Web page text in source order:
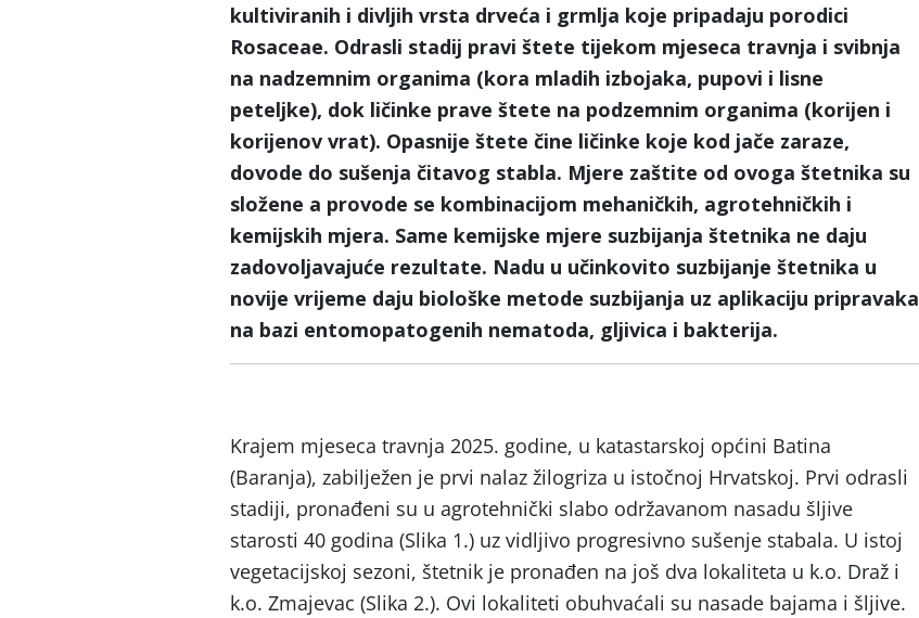
kultiviranih i divljih vrsta drveća i grmlja koje pripadaju porodici
Rosaceae. Odrasli stadij pravi štete tijekom mjeseca travnja i svibnja
na nadzemnim organima (kora mladih izbojaka, pupovi i lisne
peteljke), dok ličinke prave štete na podzemnim organima (korijen i
korijenov vrat). Opasnije štete čine ličinke koje kod jače zaraze,
dovode do sušenja čitavog stabla. Mjere zaštite od ovoga štetnika su
složene a provode se kombinacijom mehaničkih, agrotehničkih i
kemijskih mjera. Same kemijske mjere suzbijanja štetnika ne daju
zadovoljavajuće rezultate. Nadu u učinkovito suzbijanje štetnika u
novije vrijeme daju biološke metode suzbijanja uz aplikaciju pripravaka
na bazi entomopatogenih nematoda, gljivica i bakterija.
Krajem mjeseca travnja 2025. godine, u katastarskoj općini Batina
(Baranja), zabilježen je prvi nalaz žilogriza u istočnoj Hrvatskoj. Prvi odrasli
stadiji, pronađeni su u agrotehnički slabo održavanom nasadu šljive
starosti 40 godina (Slika 1.) uz vidljivo progresivno sušenje stabala. U istoj
vegetacijskoj sezoni, štetnik je pronađen na još dva lokaliteta u k.o. Draž i
k.o. Zmajevac (Slika 2.). Ovi lokaliteti obuhvaćali su nasade bajama i šljive.